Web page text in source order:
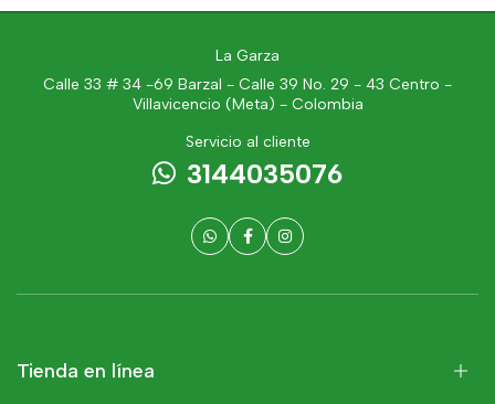
La Garza
Calle 33 # 34 -69 Barzal - Calle 39 No. 29 - 43 Centro -
Villavicencio (Meta) - Colombia
Servicio al cliente
3144035076
Tienda en línea